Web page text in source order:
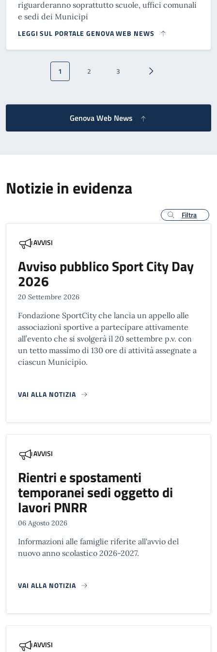
riguarderanno soprattutto scuole, uffici comunali
e sedi dei Municipi
LEGGI SUL PORTALE GENOVA WEB NEWS
Paginazione
Pagina attuale
1 Pagina
2 Pagina
3 Pagina successiva
Genova Web News
Notizie in evidenza
Filtra
AVVISI
Avviso pubblico Sport City Day
2026
20 Settembre 2026
Fondazione SportCity che lancia un appello alle
associazioni sportive a partecipare attivamente
all’evento che si svolgerà il 20 settembre p.v. con
un tetto massimo di 130 ore di attività assegnate a
ciascun Municipio.
VAI ALLA NOTIZIA
AVVISI
Rientri e spostamenti
temporanei sedi oggetto di
lavori PNRR
06 Agosto 2026
Informazioni alle famiglie riferite all'avvio del
nuovo anno scolastico 2026-2027.
VAI ALLA NOTIZIA
AVVISI